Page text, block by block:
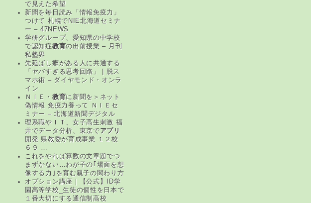
で見えた希望
新聞を毎日読み「情報免疫力」
つけて 札幌でNIE北海道セミナ
ー – 47NEWS
学研グループ、愛知県の中学校
で認知症教育の出前授業 – 月刊
私塾界
先延ばし癖がある人に共通する
「ヤバすぎる思考回路」 | 脱ス
マホ術 – ダイヤモンド・オンラ
イン
ＮＩＥ・ 教育に新聞を＞ネット
偽情報 免疫力養って ＮＩＥセ
ミナー – 北海道新聞デジタル
理系職やＩＴ、女子高生刺激 福
井でデータ分析、東京でアプリ
開発 県教委が育成事業 １２校
６９ …
これをやれば算数の文章題でつ
まずかない…わが子の｢場面を想
像する力｣を育む親子の関わり方
オプション講座｜【公式】ID学
園高等学校_生徒の個性を日本で
１番大切にする通信制高校